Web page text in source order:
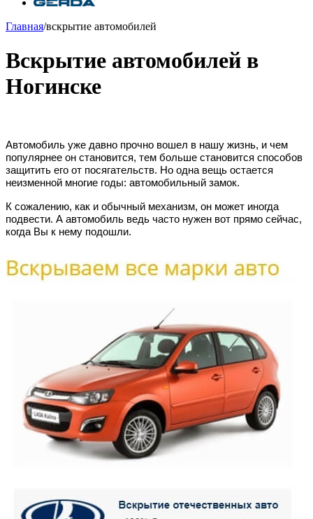
Главная/вскрытие автомобилей
Вскрытие автомобилей в
Ногинске
Автомобиль уже давно прочно вошел в нашу жизнь, и чем
популярнее он становится, тем больше становится способов
защитить его от посягательств. Но одна вещь остается
неизменной многие годы: автомобильный замок.
К сожалению, как и обычный механизм, он может иногда
подвести. А автомобиль ведь часто нужен вот прямо сейчас,
когда Вы к нему подошли.